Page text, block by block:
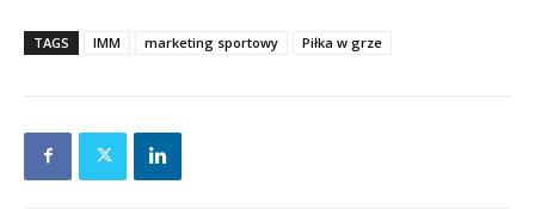
TAGS IMM marketing sportowy Piłka w grze